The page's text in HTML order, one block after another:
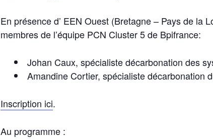
En présence d’ EEN Ouest (Bretagne – Pays de la
membres de l’équipe PCN Cluster 5 de Bpifrance:
Johan Caux, spécialiste décarbonation des
Amandine Cortier, spécialiste décarbonation
Inscription ici.
Au programme :